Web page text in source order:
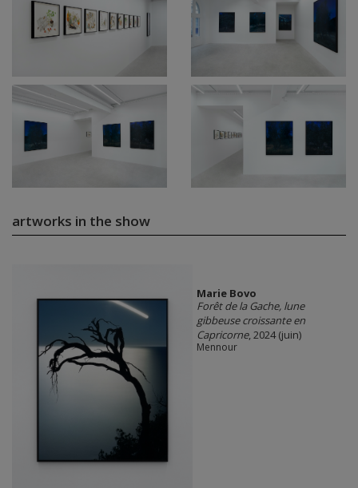
artworks in the show
Marie Bovo
Forêt de la Gache, lune
gibbeuse croissante en
Capricorne, 2024 (juin)
Mennour